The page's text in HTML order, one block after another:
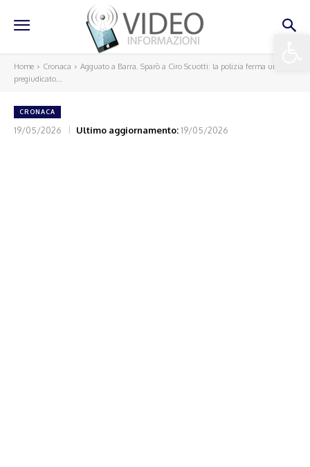
Home Cronaca
Agguato a Barra. Sparò a Ciro Scuotti: la polizia ferma un
pregiudicato...
CRONACA
19/05/2026 Ultimo aggiornamento:19/05/2026